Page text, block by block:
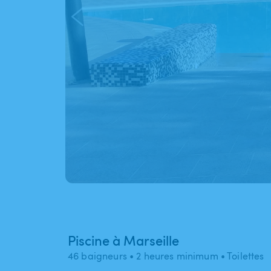
Piscine à Marseille
46 baigneurs • 2 heures minimum • Toilettes